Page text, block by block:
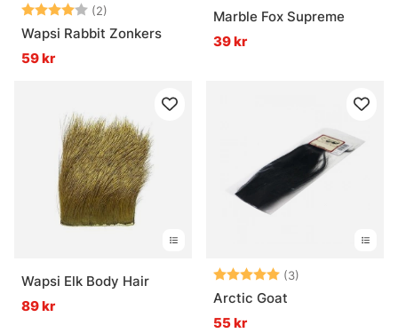
Betyg: (2)
4.0 utav 5 stjärnor
Wapsi Rabbit Zonkers
59 kr
Marble Fox Supreme
39 kr
Wapsi Elk Body Hair
89 kr
Betyg: (3)
Arctic Goat
55 kr